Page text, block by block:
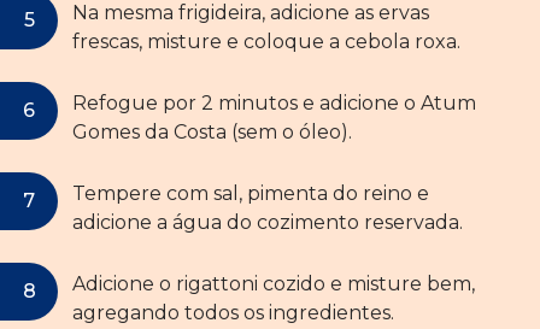
Na mesma frigideira, adicione as ervas
frescas, misture e coloque a cebola roxa.
Refogue por 2 minutos e adicione o Atum
Gomes da Costa (sem o óleo).
Tempere com sal, pimenta do reino e
adicione a água do cozimento reservada.
Adicione o rigattoni cozido e misture bem,
agregando todos os ingredientes.